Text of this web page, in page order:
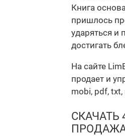
Книга
пришлось
ударяться и
достигать
На сайте
продает и
mobi, pdf,
СКАЧАТЬ